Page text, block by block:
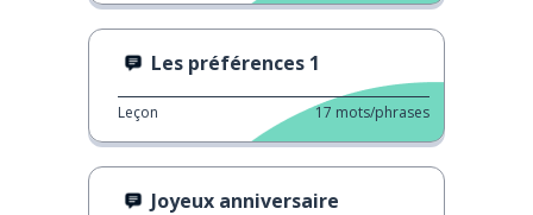
Les préférences 1
Leçon 17 mots/phrases
Joyeux anniversaire